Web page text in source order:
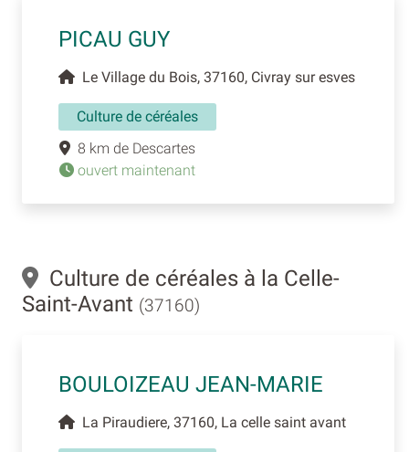
PICAU GUY
Le Village du Bois, 37160, Civray sur esves
Culture de céréales
8 km de Descartes
ouvert maintenant
Culture de céréales à la Celle-
Saint-Avant (37160)
BOULOIZEAU JEAN-MARIE
La Piraudiere, 37160, La celle saint avant